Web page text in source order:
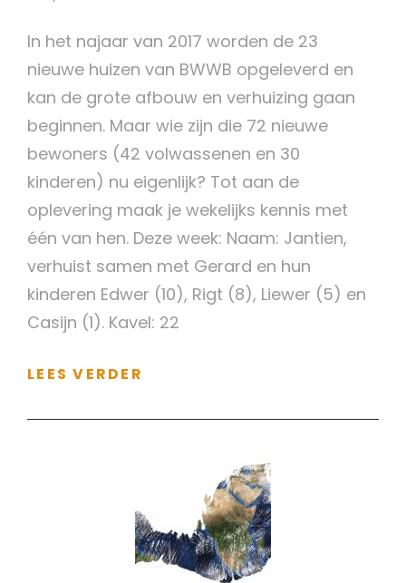
In het najaar van 2017 worden de 23
nieuwe huizen van BWWB opgeleverd en
kan de grote afbouw en verhuizing gaan
beginnen. Maar wie zijn die 72 nieuwe
bewoners (42 volwassenen en 30
kinderen) nu eigenlijk? Tot aan de
oplevering maak je wekelijks kennis met
één van hen. Deze week: Naam: Jantien,
verhuist samen met Gerard en hun
kinderen Edwer (10), Rigt (8), Liewer (5) en
Casijn (1). Kavel: 22
LEES VERDER
VAN